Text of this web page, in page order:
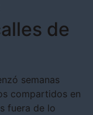
de
semanas
compartidos en
fuera de lo